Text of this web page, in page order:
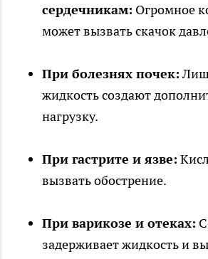
сердечникам: Огромное
может вызвать скачок
При болезнях почек:
жидкость создают
нагрузку.
При гастрите и язве:
вызвать обострение.
При варикозе и отеках:
задерживает жидкость и